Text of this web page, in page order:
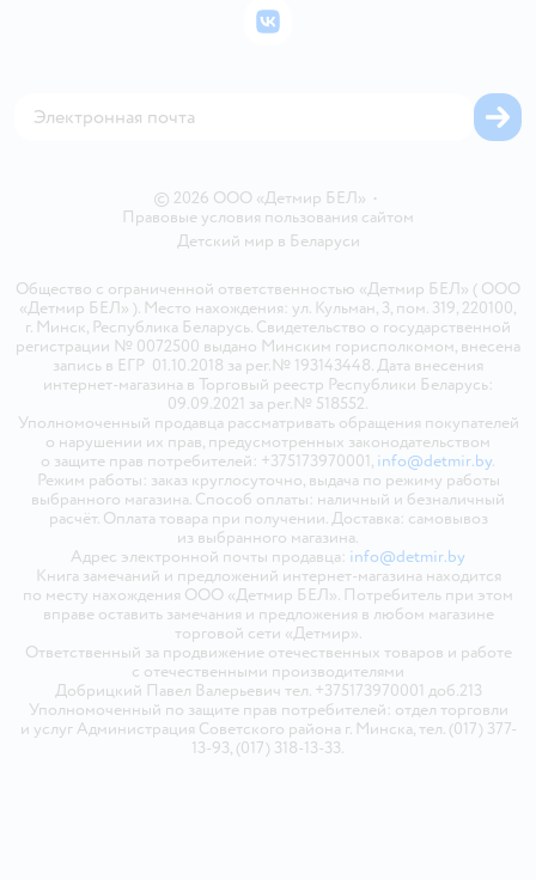
Политика использования файлов cookie
Бонусные карты
© 2026 ООО «Детмир БЕЛ» •
Правовые условия пользования сайтом
Детский мир в Беларуси
Общество с ограниченной ответственностью «Детмир БЕЛ» ( ООО
«Детмир БЕЛ» ). Место нахождения: ул. Кульман, 3, пом. 319, 220100,
г. Минск, Республика Беларусь. Свидетельство о государственной
регистрации № 0072500 выдано Минским горисполкомом, внесена
запись в ЕГР 01.10.2018 за рег.№ 193143448. Дата внесения
интернет-магазина в Торговый реестр Республики Беларусь:
09.09.2021 за рег.№ 518552.
Уполномоченный продавца рассматривать обращения покупателей
о нарушении их прав, предусмотренных законодательством
о защите прав потребителей: +375173970001, info@detmir.by.
Режим работы: заказ круглосуточно, выдача по режиму работы
выбранного магазина. Способ оплаты: наличный и безналичный
расчёт. Оплата товара при получении. Доставка: самовывоз
из выбранного магазина.
Адрес электронной почты продавца: info@detmir.by
Книга замечаний и предложений интернет-магазина находится
по месту нахождения ООО «Детмир БЕЛ». Потребитель при этом
вправе оставить замечания и предложения в любом магазине
торговой сети «Детмир».
Ответственный за продвижение отечественных товаров и работе
с отечественными производителями
Добрицкий Павел Валерьевич тел. +375173970001 доб.213
Уполномоченный по защите прав потребителей: отдел торговли
и услуг Администрация Советского района г. Минска, тел. (017) 377-
13-93, (017) 318-13-33.
ВКонтакте